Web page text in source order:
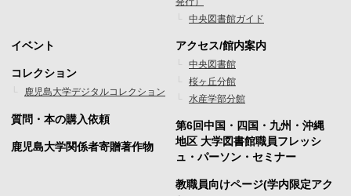
1
ー
2
中央図書館ガイド
フ
ッ
タ
ー
イベント
コレクション
鹿児島大学デジタルコレクション
質問・本の購入依頼
鹿児島大学関係者寄贈著作物
フ
ッ
タ
ー
メ
アクセス/館内案内
中央図書館
桜ヶ丘分館
水産学部分館
第6回中国・四国・九州・沖縄
地区 大学図書館職員フレッシ
ュ・パーソン・セミナー
教職員向けページ(学内限定アク